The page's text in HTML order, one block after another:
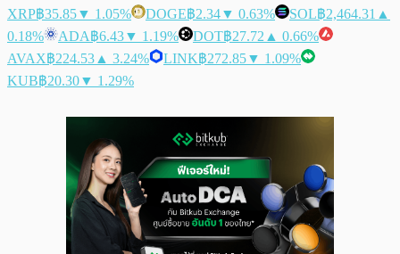
XRP฿35.85▼ 1.05% DOGE฿2.34▼ 0.63% SOL฿2,464.31 ▲
0.18%
ADA฿6.43▼ 1.19% DOT฿27.72 ▲ 0.66%
AVAX฿224.53 ▲ 3.24% LINK฿272.85▼ 1.09%
KUB฿20.30▼ 1.29%